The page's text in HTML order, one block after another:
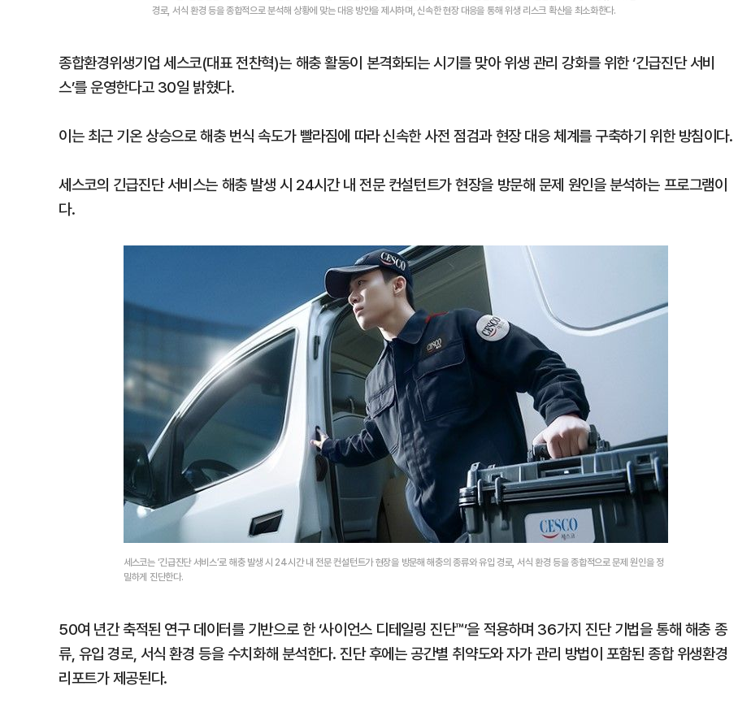
경로, 서식 환경 등을 종합적으로 분석해 상황에 맞는 대응 방안을 제시하며, 신속한 현장 대응을 통해 위생 리스크 확산을 최소화한다.
종합환경위생기업 세스코(대표 전찬혁)는 해충 활동이 본격화되는 시기를 맞아 위생 관리 강화를 위한 ‘긴급진단 서비
스’를 운영한다고 30일 밝혔다.
이는 최근 기온 상승으로 해충 번식 속도가 빨라짐에 따라 신속한 사전 점검과 현장 대응 체계를 구축하기 위한 방침이다.
세스코의 긴급진단 서비스는 해충 발생 시 24시간 내 전문 컨설턴트가 현장을 방문해 문제 원인을 분석하는 프로그램이
다.
세스코는 ‘긴급진단 서비스’로 해충 발생 시 24시간 내 전문 컨설턴트가 현장을 방문해 해충의 종류와 유입 경로, 서식 환경 등을 종합적으로 문제 원인을 정
밀하게 진단한다.
50여 년간 축적된 연구 데이터를 기반으로 한 ‘사이언스 디테일링 진단™’을 적용하며 36가지 진단 기법을 통해 해충 종
류, 유입 경로, 서식 환경 등을 수치화해 분석한다. 진단 후에는 공간별 취약도와 자가 관리 방법이 포함된 종합 위생환경
리포트가 제공된다.